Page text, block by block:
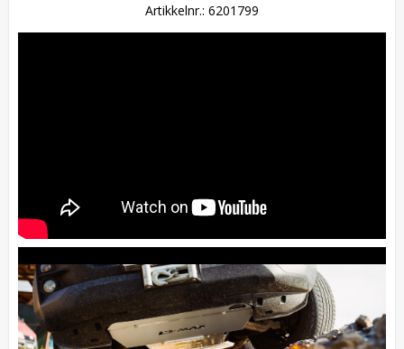
Artikkelnr.: 6201799